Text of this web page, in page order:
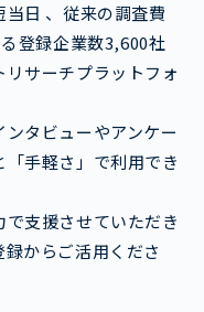
日 、従来の調査費
登録企業数3,600社
サーチプラットフォ
タビューやアンケー
手軽さ」で利用でき
支援させていただき
からご活用くださ